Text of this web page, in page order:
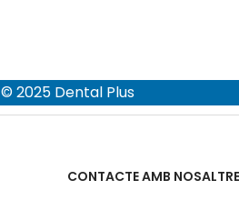
© 2025 Dental Plus
CONTACTE AMB